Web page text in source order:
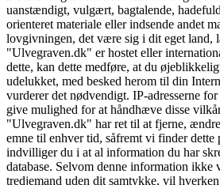
uanstændigt, vulgært, bagtalende,
orienteret materiale eller indsende andet
lovgivningen, det være sig i dit eget land,
"Ulvegraven.dk" er hostet eller
dette, kan dette medføre, at du
udelukket, med besked herom til din
vurderer det nødvendigt. IP-adresserne
give mulighed for at håndhæve disse
"Ulvegraven.dk" har ret til at fjerne,
emne til enhver tid, såfremt vi finder dette
indvilliger du i at al information du har
database. Selvom denne information
tredjemand uden dit samtykke, vil